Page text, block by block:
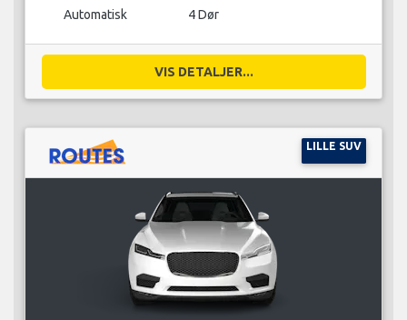
Automatisk 4 Dør
VIS DETALJER...
LILLE SUV